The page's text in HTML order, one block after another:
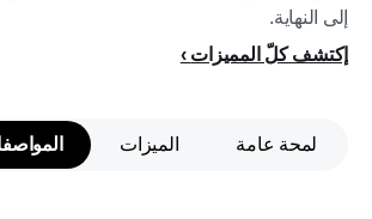
إلى النهاية.
إكتشف كلّ المميزات
لمحة عامة الميزات